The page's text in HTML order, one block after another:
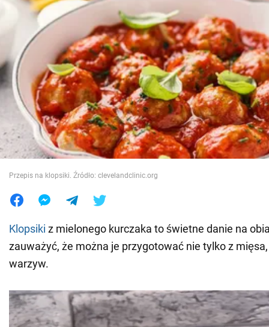
Polityka
Społeczeństwo
Wojna na Ukrainie
Świat
Jedzenie
Przepis na klopsiki. Źródło: clevelandclinic.org
Klopsiki z mielonego kurczaka to świetne danie na
zauważyć, że można je przygotować nie tylko z
warzyw.